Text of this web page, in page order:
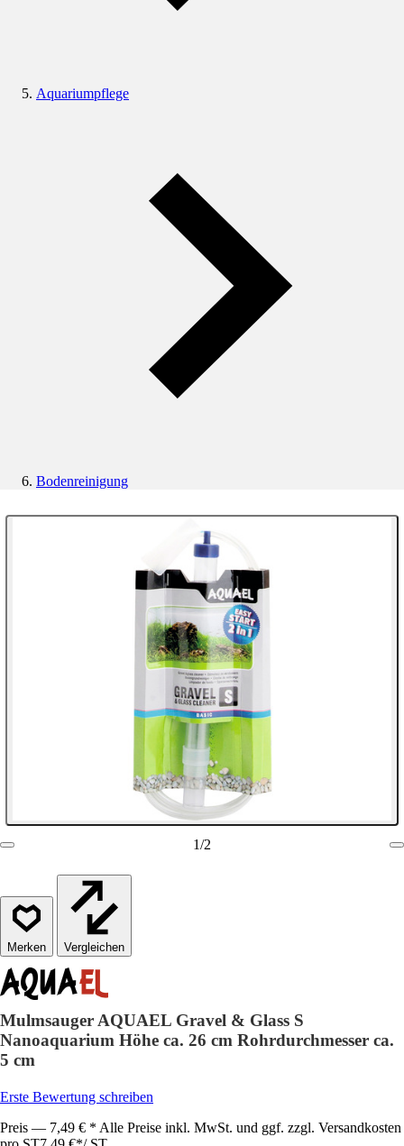
Aquariumpflege
Bodenreinigung
1/2
Vergleichen
Mulmsauger AQUAEL Gravel & Glass S
Nanoaquarium Höhe ca. 26 cm Rohrdurchmesser ca.
5 cm
Erste Bewertung schreiben
Preis — 7,49 € * Alle Preise inkl. MwSt. und ggf. zzgl. Versandkosten